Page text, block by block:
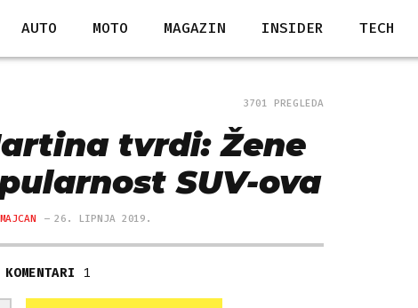
AUTO MOTO MAGAZIN INSIDER TECH
3701 PREGLEDA
tvrdi: Žene
SUV-ova
26. LIPNJA 2019.
KOMENTARI 1